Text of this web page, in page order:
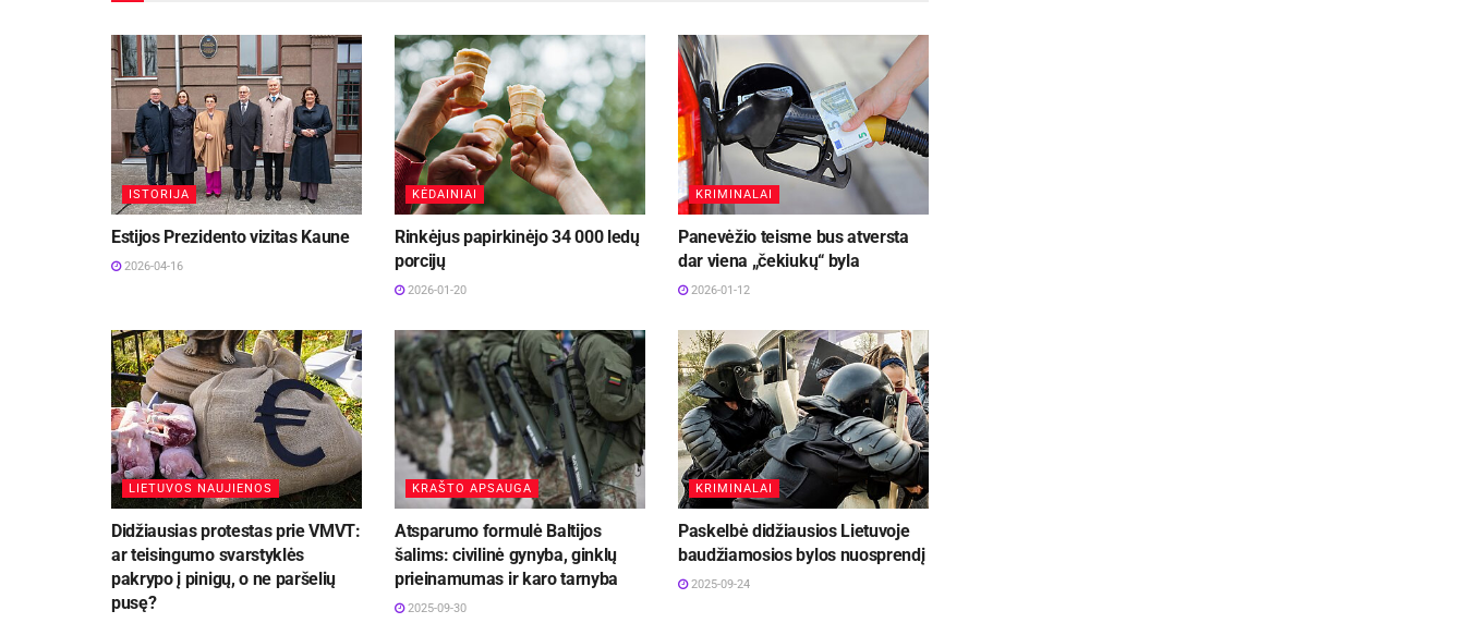
ISTORIJA
Estijos Prezidento vizitas Kaune
2026-04-16
KĖDAINIAI
Rinkėjus papirkinėjo 34 000 ledų
porcijų
2026-01-20
KRIMINALAI
Panevėžio teisme bus atversta
dar viena „čekiukų“ byla
2026-01-12
LIETUVOS NAUJIENOS
Didžiausias protestas prie VMVT:
ar teisingumo svarstyklės
pakrypo į pinigų, o ne paršelių
pusę?
KRAŠTO APSAUGA
Atsparumo formulė Baltijos
šalims: civilinė gynyba, ginklų
prieinamumas ir karo tarnyba
2025-09-30
KRIMINALAI
Paskelbė didžiausios Lietuvoje
baudžiamosios bylos nuosprendį
2025-09-24